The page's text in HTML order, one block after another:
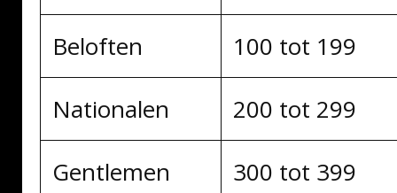
Beloften
100 tot 199
Nationalen
200 tot 299
Gentlemen
300 tot 399